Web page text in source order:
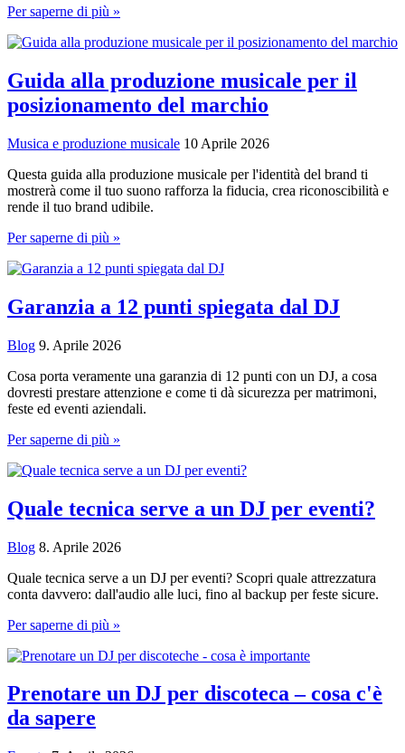
PM:
GerreG
„Dance,
Dance,
Dance“
musica
dance
moderna
per
da
piene
Per saperne di più »
Guida alla produzione musicale per il
posizionamento del marchio
Musica e produzione musicale 10 Aprile 2026
Questa guida alla produzione musicale per l'identità del brand ti
mostrerà come il tuo suono rafforza la fiducia, crea riconoscibilità e
rende il tuo brand udibile.
Guida
produzione
per
il
del
Per saperne di più »
Garanzia a 12 punti spiegata dal DJ
Blog 9. Aprile 2026
Cosa porta veramente una garanzia di 12 punti con un DJ, a cosa
dovresti prestare attenzione e come ti dà sicurezza per matrimoni,
feste ed eventi aziendali.
Garanzia
12
spiegata
dal
Per saperne di più »
Quale tecnica serve a un DJ per eventi?
Blog 8. Aprile 2026
Quale tecnica serve a un DJ per eventi? Scopri quale attrezzatura
conta davvero: dall'audio alle luci, fino al backup per feste sicure.
Quale
serve
un
DJ
per
Per saperne di più »
Prenotare un DJ per discoteca – cosa c'è
da sapere